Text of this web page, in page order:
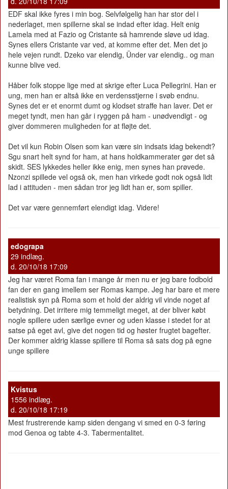
EDF skal ikke fyres i min bog. Selvfølgelig han har stor del i
nederlaget, men spillerne skal se indad efter idag. Helt enig
Lamela med at Fazio og Cristante så hamrende sløve ud idag.
Synes ellers Cristante var ved, at komme efter det. Men det jo
hele vejen rundt. Dzeko var elendig, Ünder var elendig.. og man
kunne blive ved.
Håber folk stoppe lige med at skrige efter Luca Pellegrini. Han er
ung, men han er altså ikke en verdensstjerne i svøb endnu.
Synes det er et enormt dumt og klodset straffe han laver. Det er
meget tyndt, men han går i ryggen på ham - unødvendigt - og
giver dommeren muligheden for at fløjte det.
Det vil kun Robin Olsen som kan være sin indsats idag bekendt?
Sgu snart helt synd for ham, at hans holdkammerater gør det så
skidt. SES lykkedes heller ikke enig, men synes han prøvede.
Nzonzi spillede vel også ok, men han virkede godt nok også lidt
lad i attituden - men sådan tror jeg lidt han er, som spiller.
Det var være gennemført elendigt idag. Videre!
edograpa
29 indlæg.
d. 20/10/18 17:09
Jeg har været Roma fan i mange år men nu er jeg bare fodbold
fan der en gang imellem ser Romas kampe. Jeg har bare et mere
realistisk syn på Roma som et hold der aldrig vil vinde noget af
betydning. Det irritere mig temmeligt meget, at der bliver købt
nogle spillere uden særlige evner og uden klasse i stedet for at
satse på eget avl, give det nogen tid og høster frugtet bagefter.
Der kommer aldrig klasse spillere til Roma så sats dog på egne
unge spillere
Kvistus
1556 indlæg.
d. 20/10/18 17:19
Mest frustrerende kamp siden dengang vi smed en 0-3 føring
mod Genoa og tabte 4-3. Tabermentalitet.